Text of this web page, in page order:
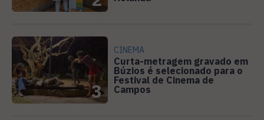
3
CINEMA
Curta-metragem gravado em
Búzios é selecionado para o
Festival de Cinema de
Campos